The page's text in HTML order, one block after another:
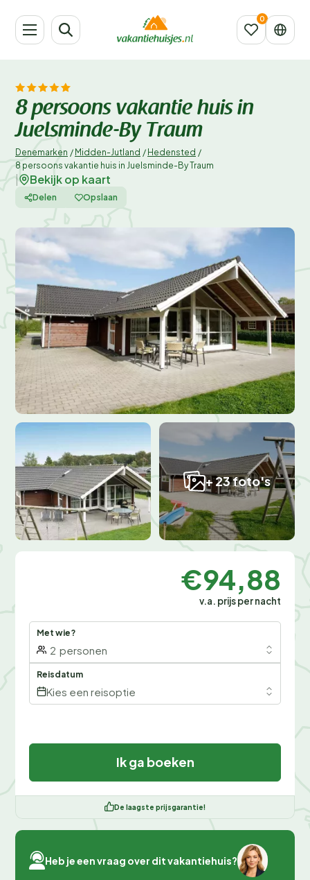
8 persoons vakantie huis in
Juelsminde-By Traum
Denemarken / Midden-Jutland / Hedensted /
8 persoons vakantie huis in Juelsminde-By Traum
Bekijk op kaart
Delen Opslaan
+ 23 foto's
€94,88
v.a. prijs per nacht
Met wie?
2 personen
Reisdatum
Kies een reisoptie
Ik ga boeken
De laagste prijsgarantie!
Heb je een vraag over dit vakantiehuis?